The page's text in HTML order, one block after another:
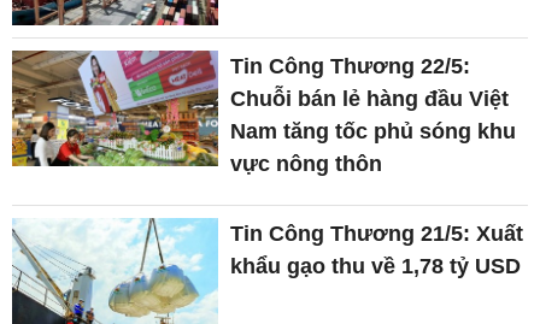
Tin Công Thương 22/5:
Chuỗi bán lẻ hàng đầu Việt
Nam tăng tốc phủ sóng khu
vực nông thôn
Tin Công Thương 21/5: Xuất
khẩu gạo thu về 1,78 tỷ USD